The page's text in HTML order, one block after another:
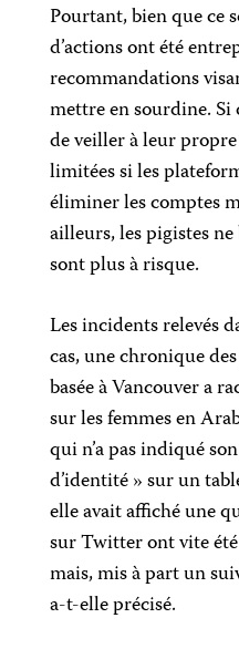
Pourtant, bien que ce
d’actions ont été
recommandations
mettre en sourdine. Si
de veiller à leur
limitées si les
éliminer les comptes
ailleurs, les pigistes
sont plus à risque.
Les incidents relevés
cas, une chronique
basée à Vancouver a
sur les femmes en
qui n’a pas indiqué
d’identité » sur un
elle avait affiché une
sur Twitter ont vite été
mais, mis à part un
a-t-elle précisé.